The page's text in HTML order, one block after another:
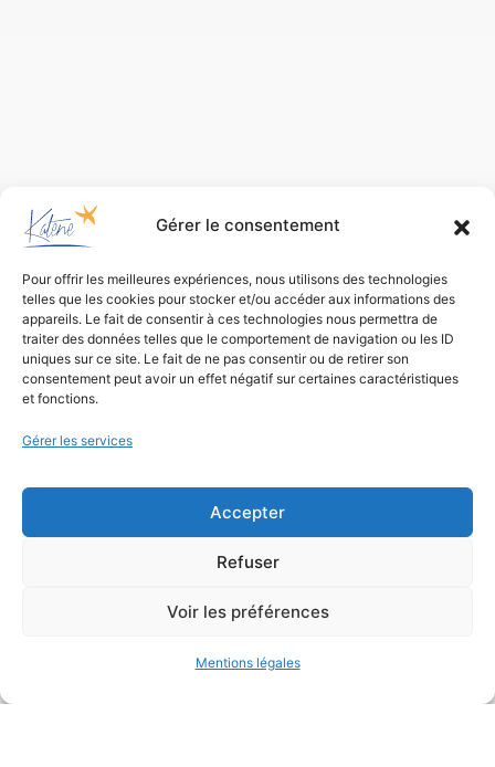
Gérer le consentement
Pour offrir les meilleures expériences, nous utilisons des technologies
telles que les cookies pour stocker et/ou accéder aux informations des
appareils. Le fait de consentir à ces technologies nous permettra de
traiter des données telles que le comportement de navigation ou les ID
uniques sur ce site. Le fait de ne pas consentir ou de retirer son
consentement peut avoir un effet négatif sur certaines caractéristiques
et fonctions.
Gérer les services
Accepter
Refuser
Voir les préférences
Mentions légales
Bureau d’études